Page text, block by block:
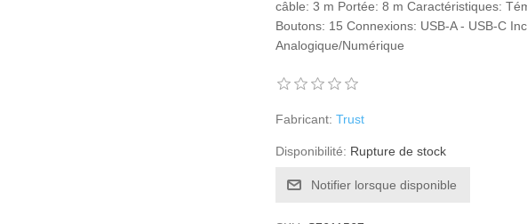
câble: 3 m Portée: 8 m Caractéristiques:
Boutons: 15 Connexions: USB-A - USB-C
Analogique/Numérique
Fabricant: Trust
Disponibilité: Rupture de stock
Notifier lorsque disponible